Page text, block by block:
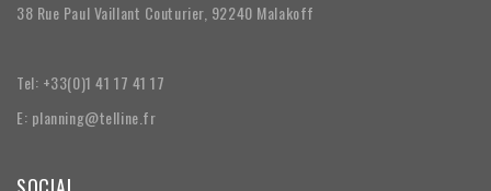
38 Rue Paul Vaillant Couturier, 92240 Malakoff
Tel: +33(0)1 41 17 41 17
E: planning@telline.fr